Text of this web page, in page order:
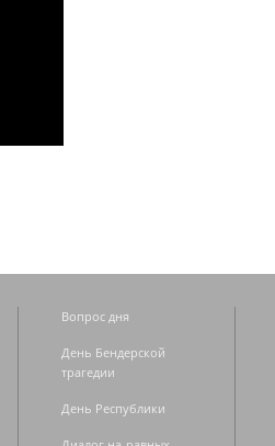
Вопрос дня
День Бендерской
трагедии
День Республики